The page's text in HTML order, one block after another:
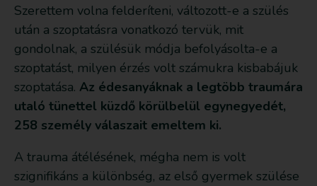
Szerettem volna felderíteni, változott-e a szülés
után a szoptatásra vonatkozó tervük, mit
gondolnak, a szülésük módja befolyásolta-e a
szoptatást, milyen érzés volt számukra kisbabájuk
szoptatása. Az édesanyáknak a legtöbb traumára
utaló tünettel küzdő körülbelül egynegyedét,
258 személy válaszait emeltem ki.
A trauma átélésének, mégha nem is volt
szignifikáns a különbség, az első gyermek szülése